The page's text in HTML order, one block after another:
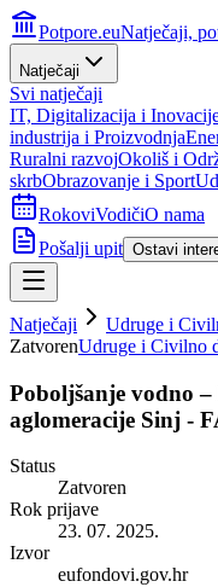
Potpore.euNatječaji,
Natječaji
Svi natječaji
IT, Digitalizacija i
industrija i Proizvodnja
Ruralni razvojOkoliš i
skrbObrazovanje i Sport
RokoviVodičiO nama
Pošalji upit Ostavi
Natječaji
Udruge i
ZatvorenUdruge i Civilno
Poboljšanje vodno
aglomeracije Sinj -
Status
Zatvoren
Rok prijave
23. 07. 2025.
Izvor
eufondovi.gov.hr